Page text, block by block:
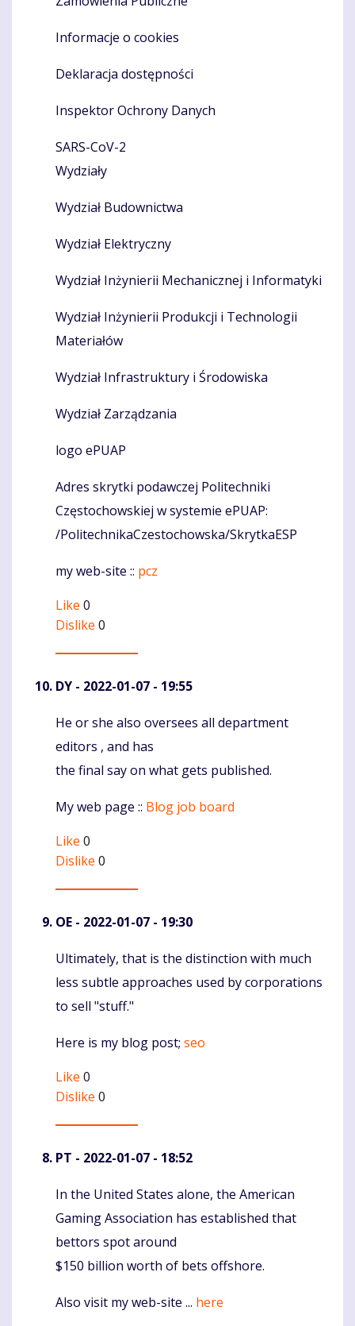
Informacje o cookies
Deklaracja dostępności
Inspektor Ochrony Danych
SARS-CoV-2
Wydziały
Wydział Budownictwa
Wydział Elektryczny
Wydział Inżynierii Mechanicznej i Informatyki
Wydział Inżynierii Produkcji i Technologii
Materiałów
Wydział Infrastruktury i Środowiska
Wydział Zarządzania
logo ePUAP
Adres skrytki podawczej Politechniki
Częstochowskiej w systemie ePUAP:
/PolitechnikaCzestochowska/SkrytkaESP
my web-site :: pcz
Like 0
Dislike 0
DY - 2022-01-07 - 19:55
Komentaras
He or she also oversees all department
editors , and has
the final say on what gets published.
My web page :: Blog job board
Like 0
Dislike 0
OE - 2022-01-07 - 19:30
Komentaras
Ultimately, that is the distinction with much
less subtle approaches used by corporations
to sell "stuff."
Here is my blog post; seo
Like 0
Dislike 0
PT - 2022-01-07 - 18:52
Komentaras
In the United States alone, the American
Gaming Association has established that
bettors spot around
$150 billion worth of bets offshore.
Also visit my web-site ... here